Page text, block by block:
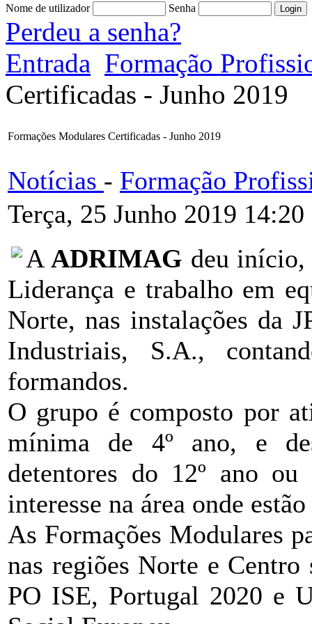
Nome de utilizador Senha
Perdeu a senha?
Entrada Formação
Certificadas - Junho 2019
Formações Modulares Certificadas - Junho 2019
Notícias - Formação
Terça, 25 Junho 2019 14:20
AADRIMAG deu início,
Liderança e trabalho em
Norte, nas instalações da
Industriais, S.A.,
formandos.
O grupo é composto por
mínima de 4º ano, e
detentores do 12º ano ou
interesse na área onde
As Formações Modulares
nas regiões Norte e
PO ISE, Portugal 2020 e